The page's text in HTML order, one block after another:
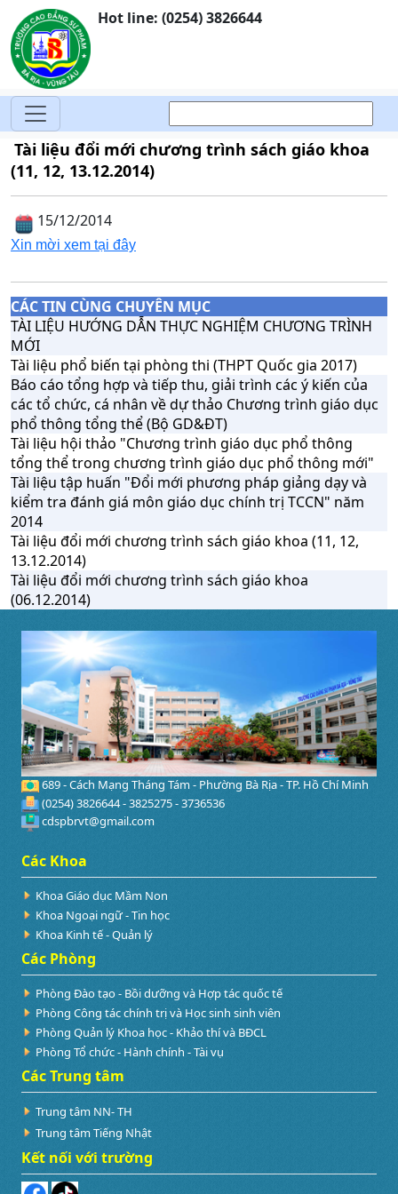
Hot line: (0254) 3826644
Tài liệu đổi mới chương trình sách giáo khoa
(11, 12, 13.12.2014)
15/12/2014
Xin mời xem tại đây
CÁC TIN CÙNG CHUYÊN MỤC
TÀI LIỆU HƯỚNG DẪN THỰC NGHIỆM CHƯƠNG TRÌNH
MỚI
Tài liệu phổ biến tại phòng thi (THPT Quốc gia 2017)
Báo cáo tổng hợp và tiếp thu, giải trình các ý kiến của
các tổ chức, cá nhân về dự thảo Chương trình giáo dục
phổ thông tổng thể (Bộ GD&ĐT)
Tài liệu hội thảo "Chương trình giáo dục phổ thông
tổng thể trong chương trình giáo dục phổ thông mới"
Tài liệu tập huấn "Đổi mới phương pháp giảng dạy và
kiểm tra đánh giá môn giáo dục chính trị TCCN" năm
2014
Tài liệu đổi mới chương trình sách giáo khoa (11, 12,
13.12.2014)
Tài liệu đổi mới chương trình sách giáo khoa
(06.12.2014)
689 - Cách Mạng Tháng Tám - Phường Bà Rịa - TP. Hồ Chí Minh
(0254) 3826644 - 3825275 - 3736536
cdspbrvt@gmail.com
Các Khoa
Khoa Giáo dục Mầm Non
Khoa Ngoại ngữ - Tin học
Khoa Kinh tế - Quản lý
Các Phòng
Phòng Đào tạo - Bồi dưỡng và Hợp tác quốc tế
Phòng Công tác chính trị và Học sinh sinh viên
Phòng Quản lý Khoa học - Khảo thí và BĐCL
Phòng Tổ chức - Hành chính - Tài vụ
Các Trung tâm
Trung tâm NN- TH
Trung tâm Tiếng Nhật
Kết nối với trường